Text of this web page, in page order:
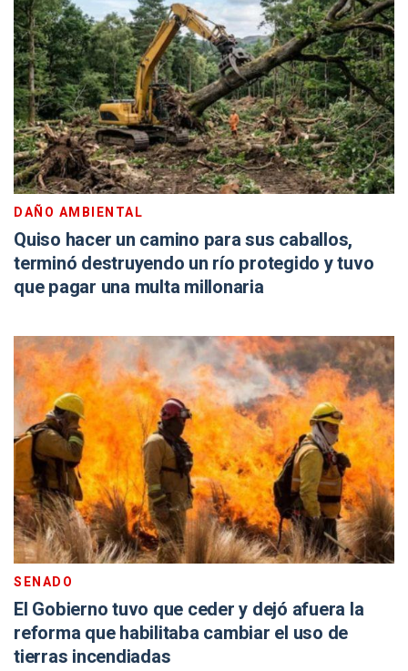
DAÑO AMBIENTAL
Quiso hacer un camino para sus caballos,
terminó destruyendo un río protegido y tuvo
que pagar una multa millonaria
SENADO
El Gobierno tuvo que ceder y dejó afuera la
reforma que habilitaba cambiar el uso de
tierras incendiadas